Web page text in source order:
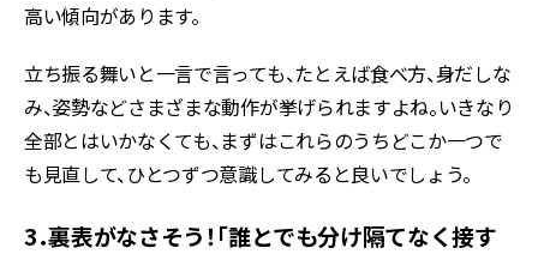
高い傾向があります。
立ち振る舞いと一言で言っても、たとえば食べ方、身だしな
み、姿勢などさまざまな動作が挙げられますよね。いきなり
全部とはいかなくても、まずはこれらのうちどこか一つで
も見直して、ひとつずつ意識してみると良いでしょう。
3．裏表がなさそう！「誰とでも分け隔てなく接す